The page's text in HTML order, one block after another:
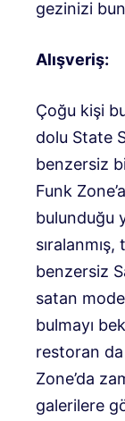
gezinizi
Alışveriş:
Çoğu kişi
dolu State
benzersiz
Funk
bulunduğu
benzersiz
satan
bulmayı
restoran da
Zone’da
galerilere